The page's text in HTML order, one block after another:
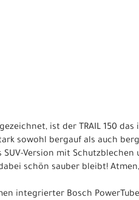
ist der TRAIL 150
sowohl bergauf als auch
Version mit Schutzblechen
schön sauber bleibt!
integrierter Bosch